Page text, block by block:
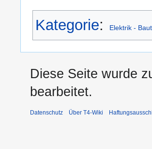
Kategorie: Elektrik -
Diese Seite wurde
bearbeitet.
Datenschutz Über T4-Wiki